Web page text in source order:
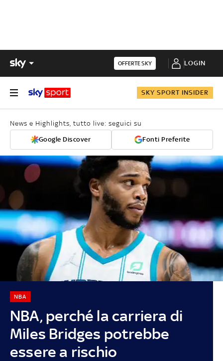
OFFERTE SKY LOGIN
SKY SPORT INSIDER
News e Highlights, tutto live: seguici su
Google Discover Fonti Preferite
NBA, perché la carriera di
Miles Bridges potrebbe
essere a rischio
NBA